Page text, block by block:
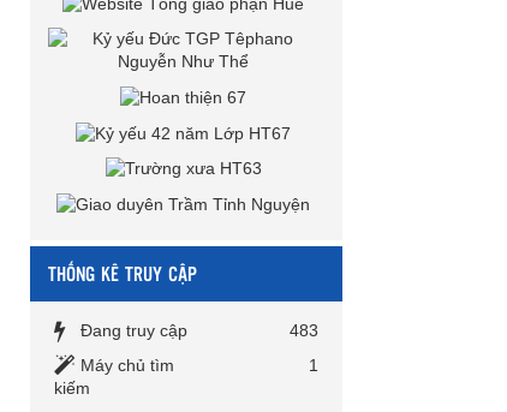
THỐNG KÊ TRUY CẬP
Đang truy cập
483
Máy chủ tìm
kiếm
1